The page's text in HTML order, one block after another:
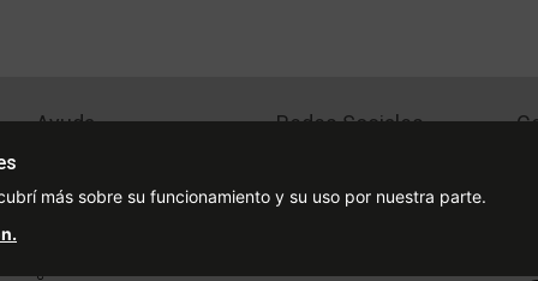
Ayuda
Preguntas Frecuentes
Redes Sociales
Instagram
más sobre su funcionamiento y su uso por nuestra parte.